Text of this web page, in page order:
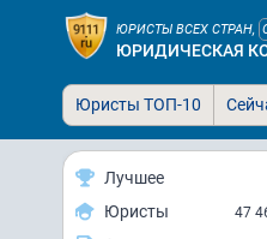
ЮРИСТЫ ВСЕХ СТРАН,
ЮРИДИЧЕСКАЯ
Юристы ТОП-10
Лучшее
Юристы
47